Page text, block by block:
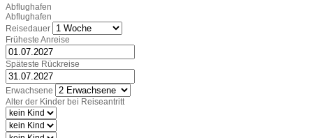
Abflughafen
Abflughafen
Reisedauer
Früheste Anreise
Späteste Rückreise
Erwachsene
Alter der Kinder bei Reiseantritt